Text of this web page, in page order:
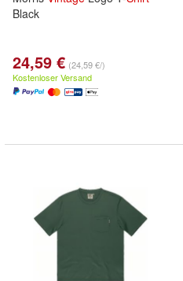
Black
24,59 € (24,59 €/)
Kostenloser Versand